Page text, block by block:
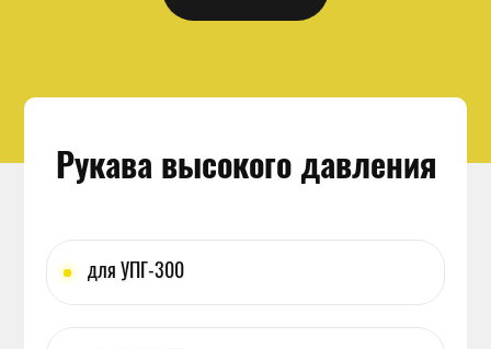
Рукава высокого давления
для УПГ-300